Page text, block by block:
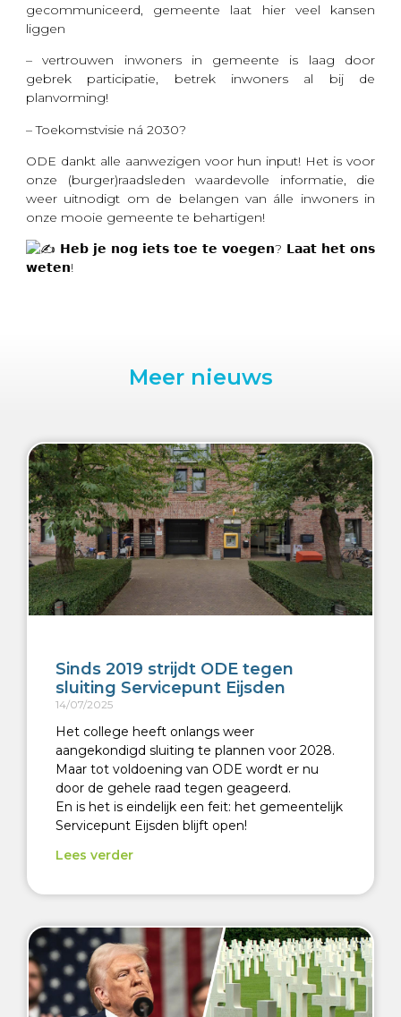
gecommuniceerd, gemeente laat hier veel kansen
liggen
– vertrouwen inwoners in gemeente is laag door
gebrek participatie, betrek inwoners al bij de
planvorming!
– Toekomstvisie ná 2030?
ODE dankt alle aanwezigen voor hun input! Het is voor
onze (burger)raadsleden waardevolle informatie, die
weer uitnodigt om de belangen van álle inwoners in
onze mooie gemeente te behartigen!
𝗛𝗲𝗯 𝗷𝗲 𝗻𝗼𝗴 𝗶𝗲𝘁𝘀 𝘁𝗼𝗲 𝘁𝗲 𝘃𝗼𝗲𝗴𝗲𝗻? 𝗟𝗮𝗮𝘁 𝗵𝗲𝘁 𝗼𝗻𝘀
𝘄𝗲𝘁𝗲𝗻!
Meer nieuws
Sinds 2019 strijdt ODE tegen
sluiting Servicepunt Eijsden
14/07/2025
Het college heeft onlangs weer
aangekondigd sluiting te plannen voor 2028.
Maar tot voldoening van ODE wordt er nu
door de gehele raad tegen geageerd.
En is het is eindelijk een feit: het gemeentelijk
Servicepunt Eijsden blijft open!
Lees verder